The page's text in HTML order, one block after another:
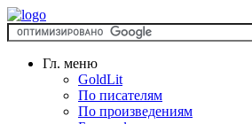
Гл. меню
GoldLit
По писателям
По произведениям